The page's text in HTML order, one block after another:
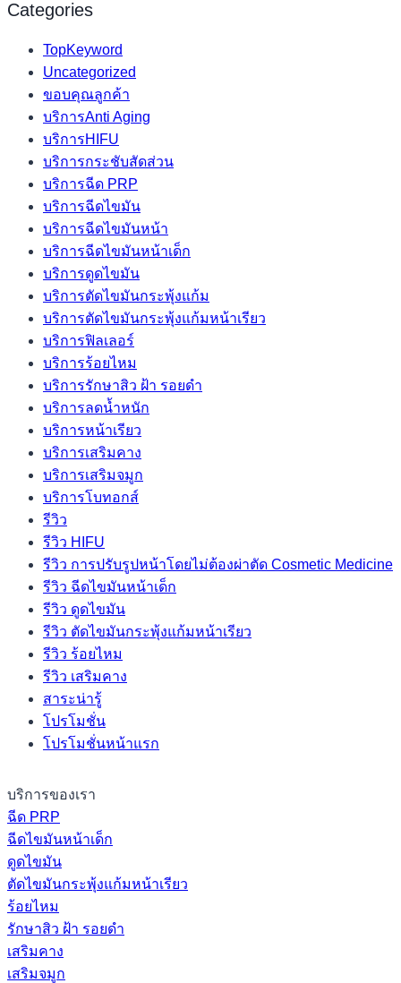
Categories
TopKeyword
Uncategorized
ขอบคุณลูกค้า
บริการAnti Aging
บริการHIFU
บริการกระชับสัดส่วน
บริการฉีด PRP
บริการฉีดไขมัน
บริการฉีดไขมันหน้า
บริการฉีดไขมันหน้าเด็ก
บริการดูดไขมัน
บริการตัดไขมันกระพุ้งแก้ม
บริการตัดไขมันกระพุ้งแก้มหน้าเรียว
บริการฟิลเลอร์
บริการร้อยไหม
บริการรักษาสิว ฝ้า รอยดำ
บริการลดน้ำหนัก
บริการหน้าเรียว
บริการเสริมคาง
บริการเสริมจมูก
บริการโบทอกส์
รีวิว
รีวิว HIFU
รีวิว การปรับรูปหน้าโดยไม่ต้องผ่าตัด Cosmetic Medicine
รีวิว ฉีดไขมันหน้าเด็ก
รีวิว ดูดไขมัน
รีวิว ตัดไขมันกระพุ้งแก้มหน้าเรียว
รีวิว ร้อยไหม
รีวิว เสริมคาง
สาระน่ารู้
โปรโมชั่น
โปรโมชั่นหน้าแรก
บริการของเรา
ฉีด PRP
ฉีดไขมันหน้าเด็ก
ดูดไขมัน
ตัดไขมันกระพุ้งแก้มหน้าเรียว
ร้อยไหม
รักษาสิว ฝ้า รอยดำ
เสริมคาง
เสริมจมูก